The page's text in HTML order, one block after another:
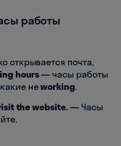
работы
открывается почта,
hours— часы работы
неworking.
the website.—Часы